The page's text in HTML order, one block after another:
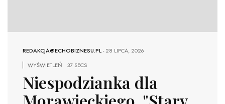
REDAKCJA@ECHOBIZNESU.PL-28 LIPCA, 2026
WYŚWIETLEŃ
37 SECS
Niespodzianka dla